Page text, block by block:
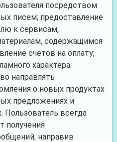
посредством
писем; предоставление
к сервисам,
содержащимся
счетов на оплату;
характера.
направлять
о новых продуктах
предложениях и
Пользователь всегда
получения
направив